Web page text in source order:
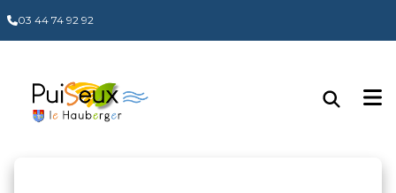
03 44 74 92 92
Panneau de gestion des cookies